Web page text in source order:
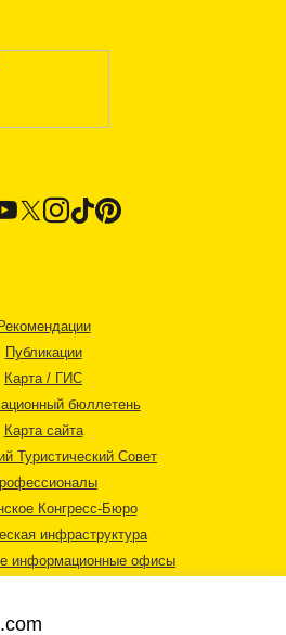
Рекомендации
Публикации
Карта / ГИС
бюллетень
Карта сайта
Туристический Совет
Конгресс-Бюро
инфраструктура
информационные офисы